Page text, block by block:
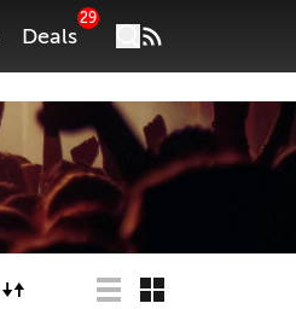
Deals
29